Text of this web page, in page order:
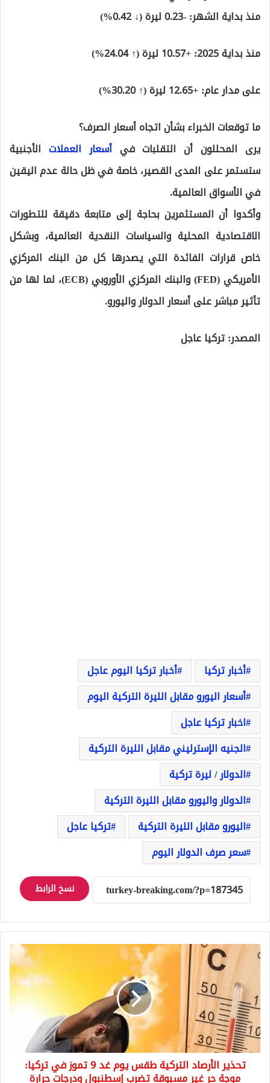
منذ بداية الشهر: -0.23 ليرة (↓ 0.42%)
منذ بداية 2025: +10.57 ليرة (↑ 24.04%)
على مدار عام: +12.65 ليرة (↑ 30.20%)
ما توقعات الخبراء بشأن اتجاه أسعار الصرف؟
يرى المحللون أن التقلبات في أسعار العملات الأجنبية
ستستمر على المدى القصير، خاصة في ظل حالة عدم اليقين
في الأسواق العالمية.
وأكدوا أن المستثمرين بحاجة إلى متابعة دقيقة للتطورات
الاقتصادية المحلية والسياسات النقدية العالمية، وبشكل
خاص قرارات الفائدة التي يصدرها كل من البنك المركزي
الأمريكي (FED) والبنك المركزي الأوروبي (ECB)، لما لها من
تأثير مباشر على أسعار الدولار واليورو.
المصدر: تركيا عاجل
أخبار تركيا
أخبار تركيا اليوم عاجل
أسعار اليورو مقابل الليرة التركية اليوم
اخبار تركيا عاجل
الجنيه الإسترليني مقابل الليرة التركية
الدولار / ليرة تركية
الدولار واليورو مقابل الليرة التركية
اليورو مقابل الليرة التركية
تركيا عاجل
سعر صرف الدولار اليوم
نسخ الرابط
تحذير
الأرصاد
طقس
يوم
غد
9
تموز
في
تركيا:
تحذير الأرصاد التركية طقس يوم غد 9 تموز في تركيا:
موجة حر غير مسبوقة تضرب إسطنبول ودرجات حرارة